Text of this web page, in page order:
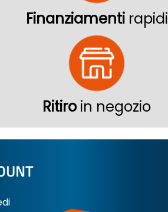
Finanziamenti rapidi
Ritiroin negozio